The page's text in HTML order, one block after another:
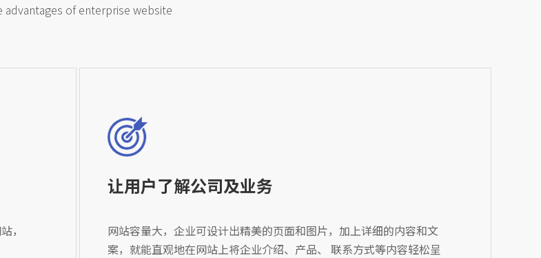
advantages of enterprise website
，
让用户了解公司及业务
网站容量大，企业可设计出精美的页面和图片，加上详细的内容和文
案，就能直观地在网站上将企业介绍、产品、 联系方式等内容轻松呈